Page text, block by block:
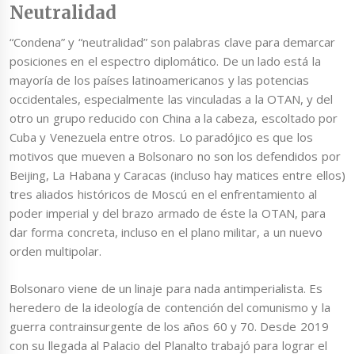
Neutralidad
“Condena” y “neutralidad” son palabras clave para demarcar
posiciones en el espectro diplomático. De un lado está la
mayoría de los países latinoamericanos y las potencias
occidentales, especialmente las vinculadas a la OTAN, y del
otro un grupo reducido con China a la cabeza, escoltado por
Cuba y Venezuela entre otros. Lo paradójico es que los
motivos que mueven a Bolsonaro no son los defendidos por
Beijing, La Habana y Caracas (incluso hay matices entre ellos)
tres aliados históricos de Moscú en el enfrentamiento al
poder imperial y del brazo armado de éste la OTAN, para
dar forma concreta, incluso en el plano militar, a un nuevo
orden multipolar.
Bolsonaro viene de un linaje para nada antimperialista. Es
heredero de la ideología de contención del comunismo y la
guerra contrainsurgente de los años 60 y 70. Desde 2019
con su llegada al Palacio del Planalto trabajó para lograr el